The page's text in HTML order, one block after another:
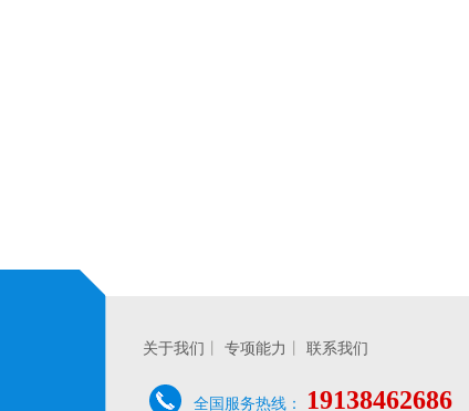
关于我们 专项能力 联系我们
全国服务热线： 19138462686